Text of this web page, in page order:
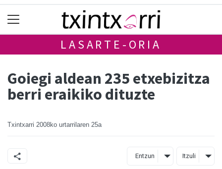
LASARTE-ORIA
Goiegi aldean 235 etxebizitza
berri eraikiko dituzte
Txintxarri 2008ko urtarrilaren 25a
Entzun Itzuli